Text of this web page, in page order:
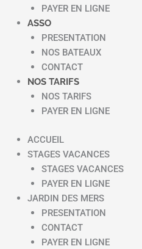
PAYER EN LIGNE
ASSO
PRESENTATION
NOS BATEAUX
CONTACT
NOS TARIFS
NOS TARIFS
PAYER EN LIGNE
ACCUEIL
STAGES VACANCES
STAGES VACANCES
PAYER EN LIGNE
JARDIN DES MERS
PRESENTATION
CONTACT
PAYER EN LIGNE